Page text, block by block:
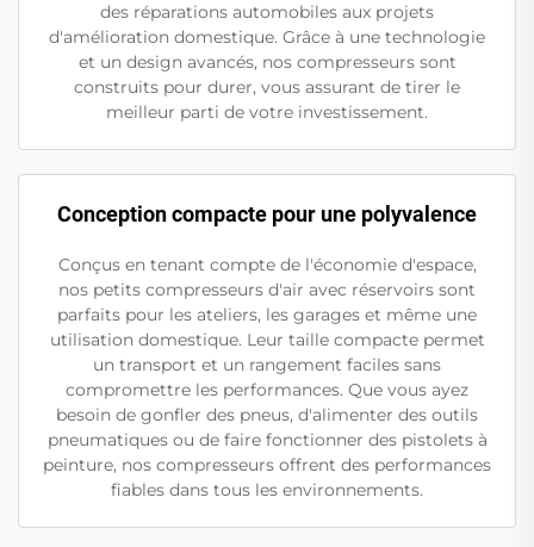
des réparations automobiles aux projets
d'amélioration domestique. Grâce à une technologie
et un design avancés, nos compresseurs sont
construits pour durer, vous assurant de tirer le
meilleur parti de votre investissement.
Conception compacte pour une polyvalence
Conçus en tenant compte de l'économie d'espace,
nos petits compresseurs d'air avec réservoirs sont
parfaits pour les ateliers, les garages et même une
utilisation domestique. Leur taille compacte permet
un transport et un rangement faciles sans
compromettre les performances. Que vous ayez
besoin de gonfler des pneus, d'alimenter des outils
pneumatiques ou de faire fonctionner des pistolets à
peinture, nos compresseurs offrent des performances
fiables dans tous les environnements.